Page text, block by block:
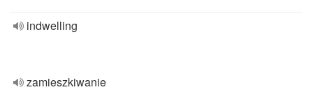
indwelling
zamieszkiwanie